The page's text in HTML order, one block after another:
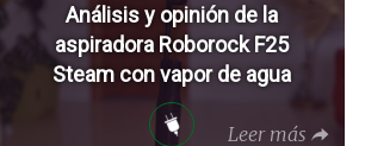
Análisis y opinión de la
aspiradora Roborock F25
Steam con vapor de agua
Leer más